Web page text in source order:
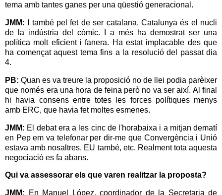
tema amb tantes ganes per una qüestió generacional.
JMM: I també pel fet de ser catalana. Catalunya és el nucli
de la indústria del còmic. I a més ha demostrat ser una
política molt eficient i fanera. Ha estat implacable des que
ha començat aquest tema fins a la resolució del passat dia
4.
PB: Quan es va treure la proposició no de llei podia parèixer
que només era una hora de feina però no va ser així. Al final
hi havia consens entre totes les forces polítiques menys
amb ERC, que havia fet moltes esmenes.
JMM: El debat era a les cinc de l'horabaixa i a mitjan dematí
en Pep em va telefonar per dir-me que Convergència i Unió
estava amb nosaltres, EU també, etc. Realment tota aquesta
negociació es fa abans.
Qui va assessorar els que varen realitzar la proposta?
JMM: En Manuel López, coordinador de la Secretaria de